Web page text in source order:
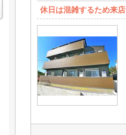
休日は混雑するため来